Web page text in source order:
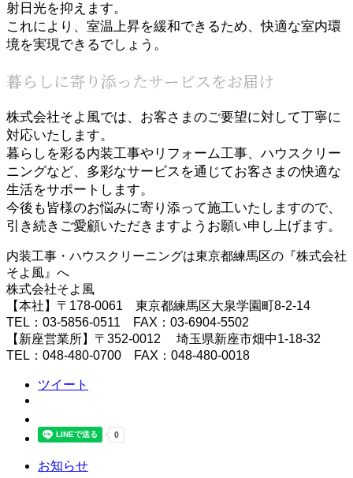
射日光を抑えます。
これにより、室温上昇を緩和できるため、快適な室内環
境を実現できるでしょう。
暮らしに寄り添ったサービスをお届け
株式会社そよ風では、お客さまのご要望に対して丁寧に
対応いたします。
暮らしを彩る内装工事やリフォーム工事、ハウスクリー
ニングなど、多彩なサービスを通じてお客さまの快適な
生活をサポートします。
今後も皆様のお悩みに寄り添って施工いたしますので、
引き続きご愛顧いただきますようお願い申し上げます。
内装工事・ハウスクリーニングは東京都練馬区の『株式会社
そよ風』へ
株式会社そよ風
【本社】〒178-0061 東京都練馬区大泉学園町8-2-14
TEL：03-5856-0511 FAX：03-6904-5502
【新座営業所】〒352-0012 埼玉県新座市畑中1-18-32
TEL：048-480-0700 FAX：048-480-0018
ツイート
お知らせ